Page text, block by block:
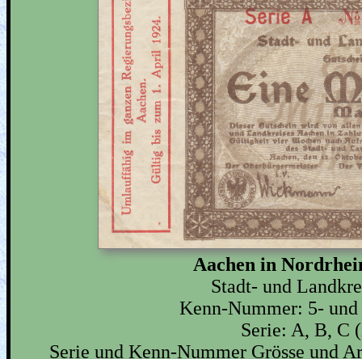
Aachen in
Stadt- und
Kenn-Nummer: 5-
Serie: A, B, C
Serie und Kenn-Nummer Grösse und